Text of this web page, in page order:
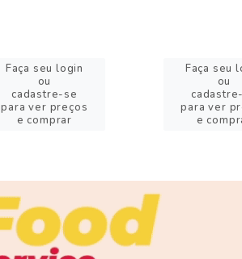
Faça seu login
ou
cadastre-se
para ver preços
e comprar
Faça seu
ou
para ver
e